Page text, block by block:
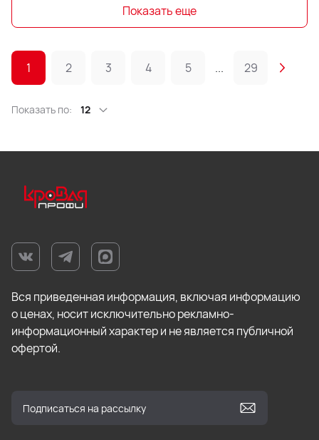
Показать еще
1 2 3 4 5 ... 29
Показать по: 12
Вся приведенная информация, включая информацию
о ценах, носит исключительно рекламно-
информационный характер и не является публичной
офертой.